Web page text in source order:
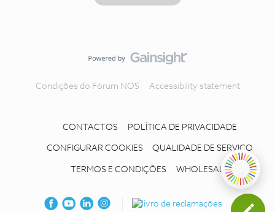
Condições do Fórum NOS Accessibility statement
CONTACTOS POLÍTICA DE PRIVACIDADE
CONFIGURAR COOKIES QUALIDADE DE SERVIÇO
TERMOS E CONDIÇÕES WHOLESALE